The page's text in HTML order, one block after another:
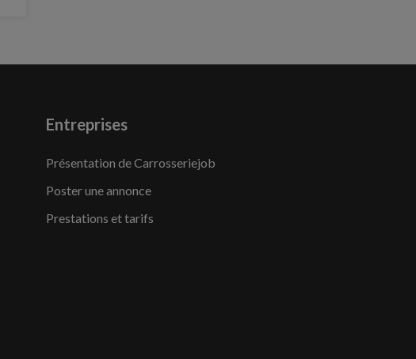
Entreprises
Présentation de Carrosseriejob
Poster une annonce
Prestations et tarifs